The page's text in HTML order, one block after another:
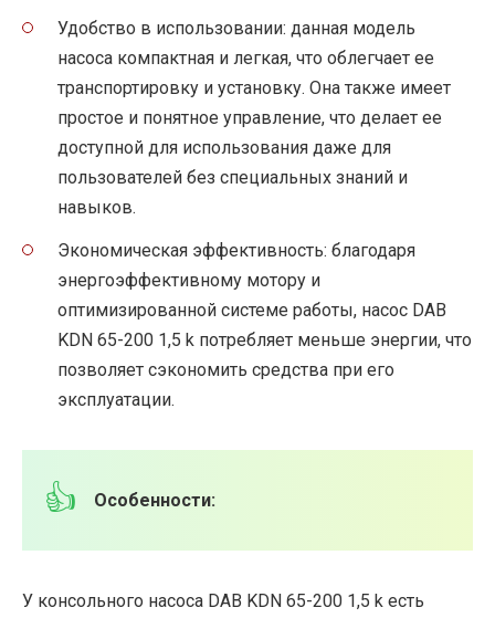
Удобство в использовании: данная модель
насоса компактная и легкая, что облегчает ее
транспортировку и установку. Она также имеет
простое и понятное управление, что делает ее
доступной для использования даже для
пользователей без специальных знаний и
навыков.
Экономическая эффективность: благодаря
энергоэффективному мотору и
оптимизированной системе работы, насос DAB
KDN 65-200 1,5 k потребляет меньше энергии, что
позволяет сэкономить средства при его
эксплуатации.
Особенности:
У консольного насоса DAB KDN 65-200 1,5 k есть